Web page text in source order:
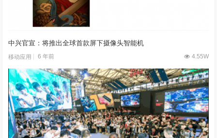
中兴官宣：将推出全球首款屏下摄像头智能机
移动应用 6 年前 4.55W